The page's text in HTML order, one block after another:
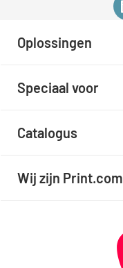
Oplossingen
Speciaal voor
Catalogus
Wij zijn Print.com